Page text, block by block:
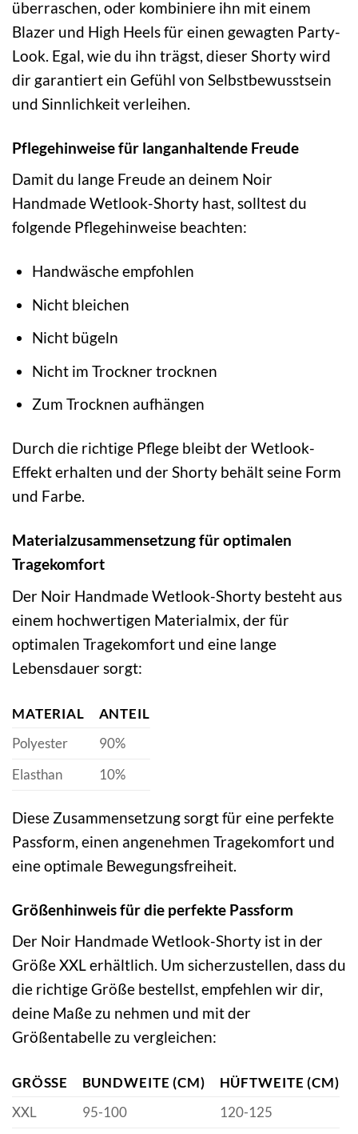
überraschen, oder kombiniere ihn mit einem
Blazer und High Heels für einen gewagten Party-
Look. Egal, wie du ihn trägst, dieser Shorty wird
dir garantiert ein Gefühl von Selbstbewusstsein
und Sinnlichkeit verleihen.
Pflegehinweise für langanhaltende Freude
Damit du lange Freude an deinem Noir
Handmade Wetlook-Shorty hast, solltest du
folgende Pflegehinweise beachten:
Handwäsche empfohlen
Nicht bleichen
Nicht bügeln
Nicht im Trockner trocknen
Zum Trocknen aufhängen
Durch die richtige Pflege bleibt der Wetlook-
Effekt erhalten und der Shorty behält seine Form
und Farbe.
Materialzusammensetzung für optimalen
Tragekomfort
Der Noir Handmade Wetlook-Shorty besteht aus
einem hochwertigen Materialmix, der für
optimalen Tragekomfort und eine lange
Lebensdauer sorgt:
MATERIAL
ANTEIL
Polyester
90%
Elasthan
10%
Diese Zusammensetzung sorgt für eine perfekte
Passform, einen angenehmen Tragekomfort und
eine optimale Bewegungsfreiheit.
Größenhinweis für die perfekte Passform
Der Noir Handmade Wetlook-Shorty ist in der
Größe XXL erhältlich. Um sicherzustellen, dass du
die richtige Größe bestellst, empfehlen wir dir,
deine Maße zu nehmen und mit der
Größentabelle zu vergleichen:
GRÖSSE BUNDWEITE (CM)
HÜFTWEITE (CM)
XXL
95-100 120-125